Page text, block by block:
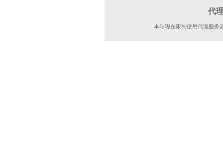
代
本站现在限制使用代理服务